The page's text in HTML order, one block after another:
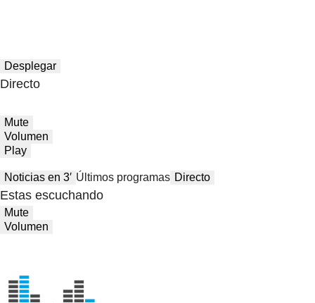
Desplegar
Directo
Mute
Volumen
Play
Noticias en 3′ Últimos programas Directo
Estas escuchando
Mute
Volumen